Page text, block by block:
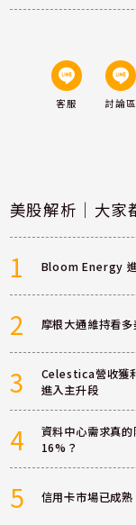
客服 討論區
美股解析｜大家
1 Bloom Energy 進
2 摩根大通維持看
3
Celestica營收獲
進入主升段
4
資料中心需求真
16%？
5 信用卡市場已成